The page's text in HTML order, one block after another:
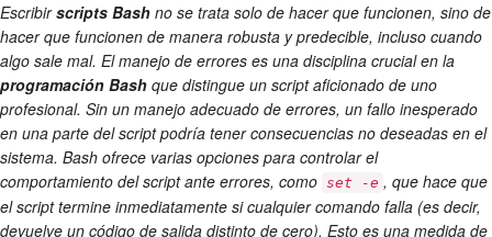
Escribirscripts Bash no se trata solo de hacer que funcionen, sino de
hacer que funcionen de manera robusta y predecible, incluso cuando
algo sale mal. El manejo de errores es una disciplina crucial en la
programación Bash que distingue un script aficionado de uno
profesional. Sin un manejo adecuado de errores, un fallo inesperado
en una parte del script podría tener consecuencias no deseadas en el
sistema. Bash ofrece varias opciones para controlar el
comportamiento del script ante errores, como set -e , que hace que
el script termine inmediatamente si cualquier comando falla (es decir,
devuelve un código de salida distinto de cero). Esto es una medida de